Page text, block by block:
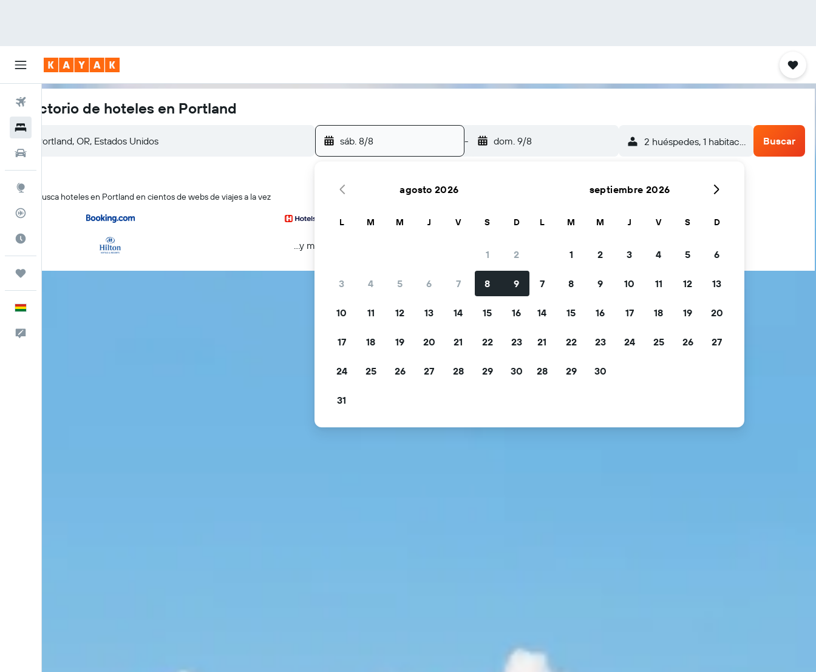
Vuelos
Trips
Directorio de hoteles en Portland
sáb. 8/8 - dom. 9/8 2 huéspedes, 1 habitación Buscar
KAYAK busca hoteles en Portland en cientos de webs de viajes a la vez
...y más
agosto 2026
L M M J V S D
1 2
3 4 5 6 7 8 9
10 11 12 13 14 15 16
17 18 19 20 21 22 23
24 25 26 27 28 29 30
31
septiembre 2026
L M M J V S D
1 2 3 4 5 6
7 8 9 10 11 12 13
14 15 16 17 18 19 20
21 22 23 24 25 26 27
28 29 30